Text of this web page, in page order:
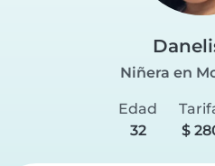
Niñera en
Edad
32
$